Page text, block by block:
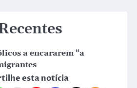
a encararem “a
esta notícia